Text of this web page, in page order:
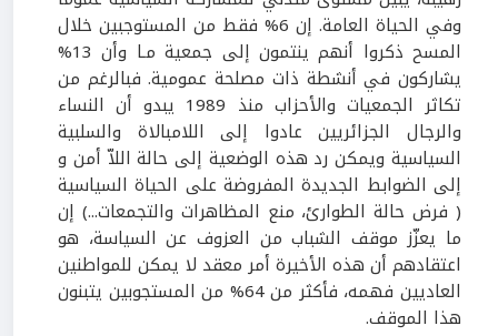
وفي الحياة العامة. إن 6% فقط من المستوجبين خلال
المسح ذكروا أنهم ينتمون إلى جمعية مـا وأن 13%
يشاركون في أنشطة ذات مصلحة عمومية. فبالرغم من
تكاثر الجمعيات والأحزاب منذ 1989 يبدو أن النساء
والرجال الجزائريين عادوا إلى اللامبالاة والسلبية
السياسية ويمكن رد هذه الوضعية إلى حالة اللاّ أمن و
إلى الضوابط الجديدة المفروضة على الحياة السياسية
( فرض حالة الطوارئ، منع المظاهرات والتجمعات...) إن
ما يعزّز موقف الشباب من العزوف عن السياسة، هو
اعتقادهم أن هذه الأخيرة أمر معقد لا يمكن للمواطنين
العاديين فهمه، فأكثر من 64% من المستجوبين يتبنون
هذا الموقف.